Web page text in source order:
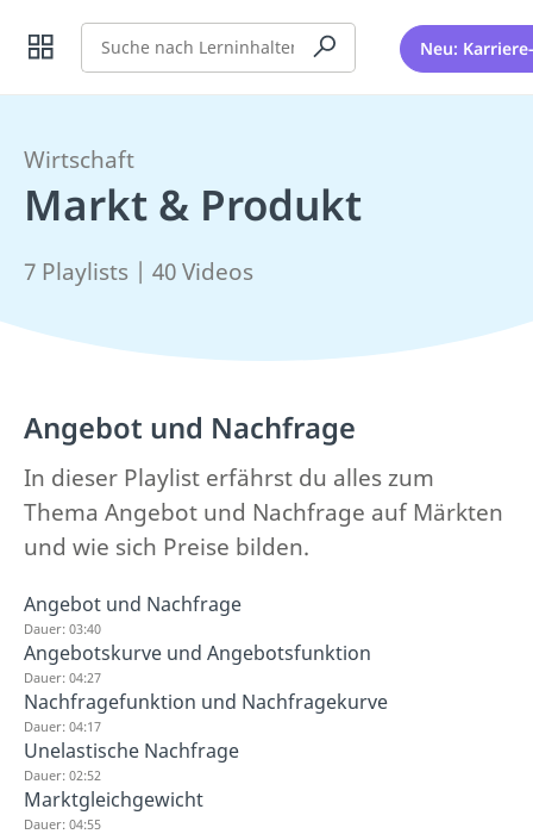
Suche Neu:
Wirtschaft
Markt & Produkt
7 Playlists | 40 Videos
Angebot und Nachfrage
In dieser Playlist erfährst du alles zum
Thema Angebot und Nachfrage auf Märkten
und wie sich Preise bilden.
Angebot und Nachfrage
Dauer: 03:40
Angebotskurve und Angebotsfunktion
Dauer: 04:27
Nachfragefunktion und Nachfragekurve
Dauer: 04:17
Unelastische Nachfrage
Dauer: 02:52
Marktgleichgewicht
Dauer: 04:55